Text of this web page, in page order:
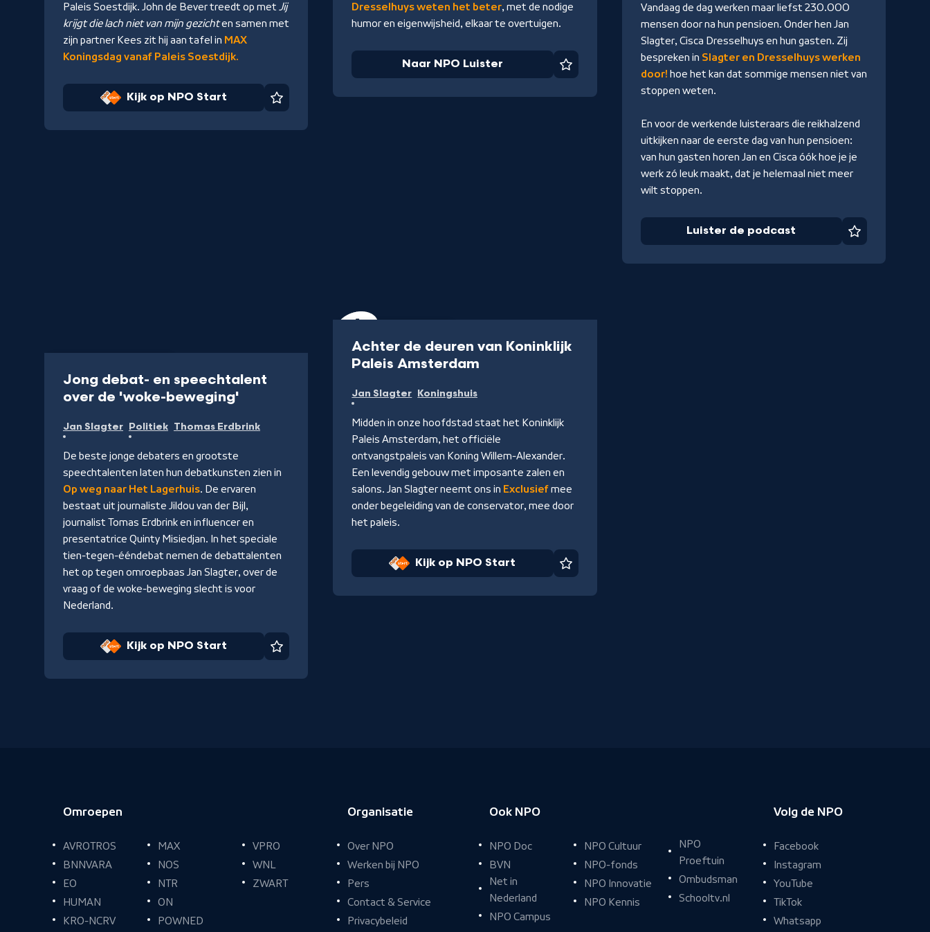
Paleis Soestdijk. John de Bever treedt op met Jij
krijgt die lach niet van mijn gezichten samen met
zijn partner Kees zit hij aan tafel in MAX
Koningsdag vanaf Paleis Soestdijk.
Kijk op NPO Start Favoriet
Dresselhuys weten het beter, met de nodige
humor en eigenwijsheid, elkaar te overtuigen.
Naar NPO Luister Favoriet
Vandaag de dag werken maar liefst 230.000
mensen door na hun pensioen. Onder hen Jan
Slagter, Cisca Dresselhuys en hun gasten. Zij
bespreken in Slagter en Dresselhuys werken
door! hoe het kan dat sommige mensen niet van
stoppen weten.
En voor de werkende luisteraars die reikhalzend
uitkijken naar de eerste dag van hun pensioen:
van hun gasten horen Jan en Cisca óók hoe je je
werk zó leuk maakt, dat je helemaal niet meer
wilt stoppen.
Luister de podcast Favoriet
Achter de deuren van Koninklijk
Paleis Amsterdam
NPO
Start
Jan Slagter Koningshuis
Midden in onze hoofdstad staat het Koninklijk
Paleis Amsterdam, het officiële
ontvangstpaleis van Koning Willem-Alexander.
Een levendig gebouw met imposante zalen en
salons. Jan Slagter neemt ons in Exclusiefmee
onder begeleiding van de conservator, mee door
het paleis.
Kijk op NPO Start Favoriet
Jong debat- en speechtalent
over de 'woke-beweging'
op
Start
Jan Slagter Politiek Thomas Erdbrink
De beste jonge debaters en grootste
speechtalenten laten hun debatkunsten zien in
Op weg naar Het Lagerhuis. De ervaren
bestaat uit journaliste Jildou van der Bijl,
journalist Tomas Erdbrink en influencer en
presentatrice Quinty Misiedjan. In het speciale
tien-tegen-ééndebat nemen de debattalenten
het op tegen omroepbaas Jan Slagter, over de
vraag of de woke-beweging slecht is voor
Nederland.
Kijk op NPO Start Favoriet
Voettekst
Omroepen
AVROTROS
BNNVARA
EO
HUMAN
KRO-NCRV
MAX
NOS
NTR
ON
POWNED
VPRO
WNL
ZWART
Organisatie
Over NPO
Werken bij NPO
Pers
Contact & Service
Privacybeleid
Ook NPO
NPO Doc
BVN
Net in
Nederland
NPO Campus
NPO Cultuur
NPO-fonds
NPO Innovatie
NPO Kennis
NPO
Proeftuin
Ombudsman
Schooltv.nl
Volg de NPO
Facebook
Instagram
YouTube
TikTok
Whatsapp